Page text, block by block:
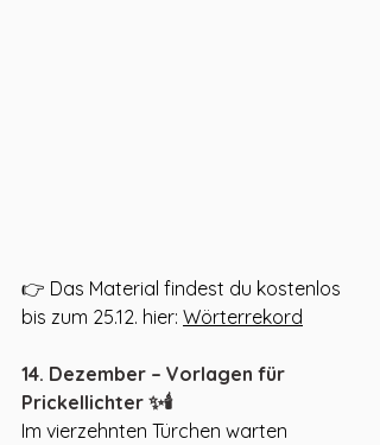
👉 Das Material findest du kostenlos
bis zum 25.12. hier: Wörterrekord
14. Dezember – Vorlagen für
Prickellichter ✨🕯️
Im vierzehnten Türchen warten